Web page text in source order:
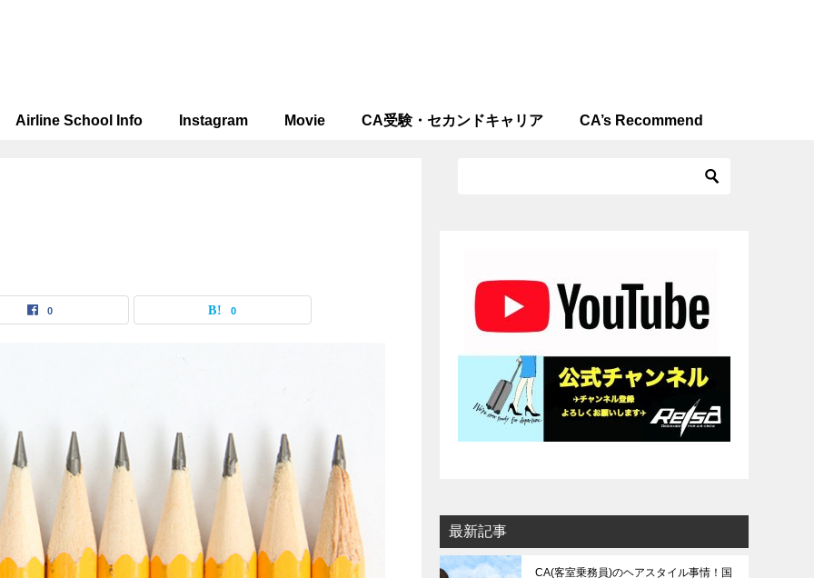
Airline School Info Instagram Movie CA受験・セカンドキャリア CA’s Recommend
0 0
最新記事
CA(客室乗務員)のヘアスタイル事情！国